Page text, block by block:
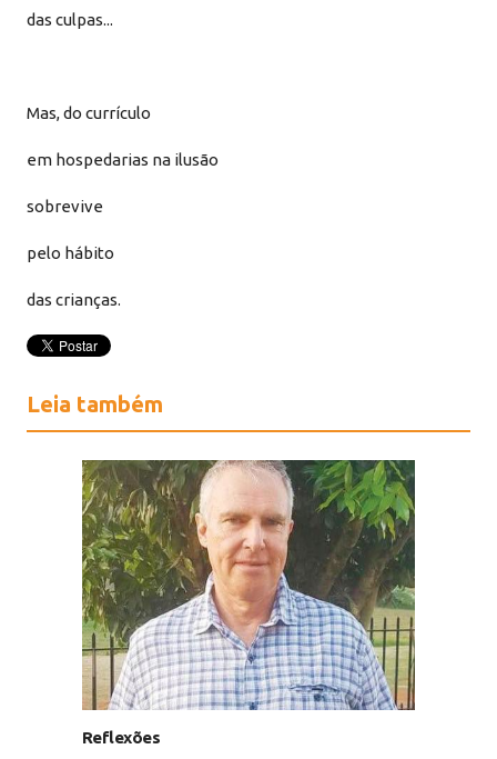
das culpas...
Mas, do currículo
em hospedarias na ilusão
sobrevive
pelo hábito
das crianças.
Leia também
Reflexões